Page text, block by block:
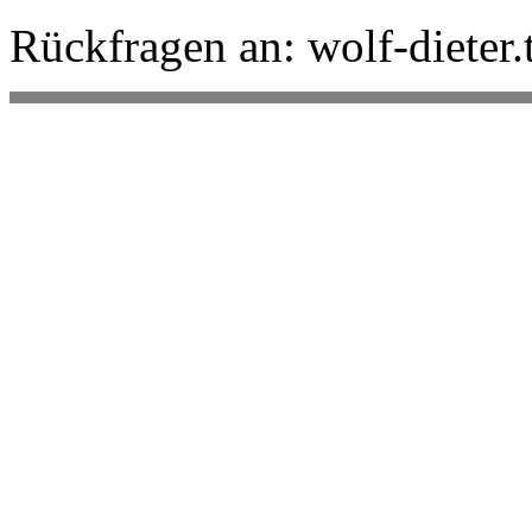
Rückfragen an: wolf-